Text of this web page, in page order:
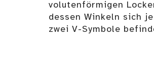
volutenförmigen
dessen Winkeln sich
zwei V-Symbole